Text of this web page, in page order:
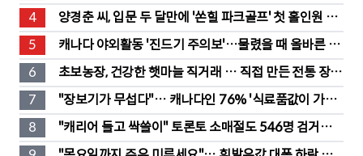
성황
4
양경춘 씨, 입문 두 달만에 '쏜힐 파크골프' 첫 홀인원 주
인공
5
캐나다 야외활동 '진드기 주의보'…물렸을 때 올바른 대
처법은?
6
초보농장, 건강한 햇마늘 직거래 … 직접 만든 전통 장류
도 판매
7
"장보기가 무섭다"… 캐나다인 76% '식료품값이 가장
부담'
8
"캐리어 들고 싹쓸이" 토론토 소매절도 546명 검거…
훔친 물건 재유통